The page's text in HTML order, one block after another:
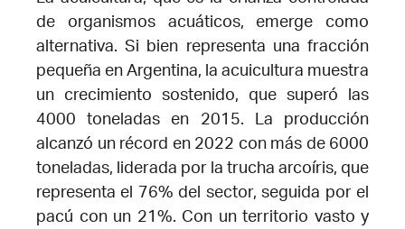
de organismos acuáticos, emerge como
alternativa. Si bien representa una fracción
pequeña en Argentina, la acuicultura muestra
un crecimiento sostenido, que superó las
4000 toneladas en 2015. La producción
alcanzó un récord en 2022 con más de 6000
toneladas, liderada por la trucha arcoíris, que
representa el 76% del sector, seguida por el
pacú con un 21%. Con un territorio vasto y